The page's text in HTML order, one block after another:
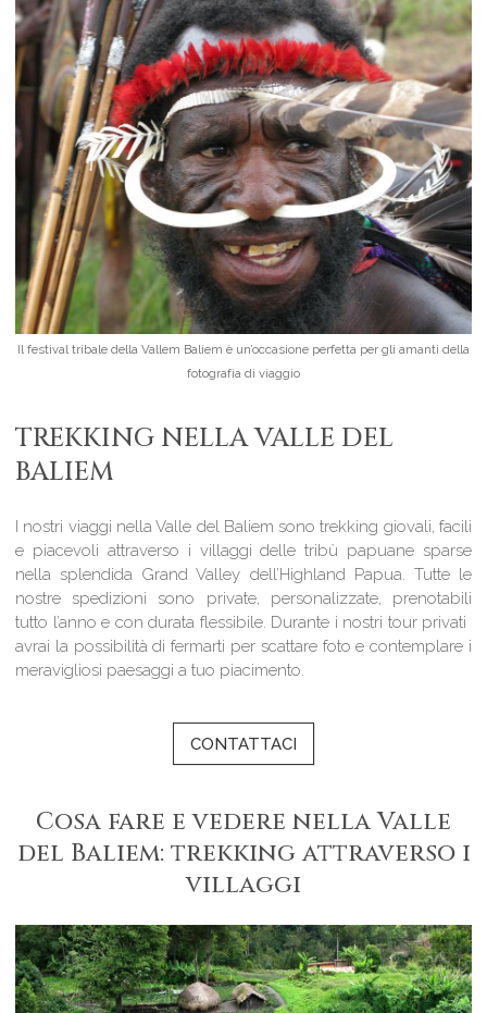
Il festival tribale della Vallem Baliem è un’occasione perfetta per gli amanti della
fotografia di viaggio
TREKKING NELLA VALLE DEL
BALIEM
I nostri viaggi nella Valle del Baliem sono trekking giovali, facili
e piacevoli attraverso i villaggi delle tribù papuane sparse
nella splendida Grand Valley dell’Highland Papua. Tutte le
nostre spedizioni sono private, personalizzate, prenotabili
tutto l’anno e con durata flessibile. Durante i nostri tour privati ​​
avrai la possibilità di fermarti per scattare foto e contemplare i
meravigliosi paesaggi a tuo piacimento.
CONTATTACI
Cosa fare e vedere nella Valle
del Baliem: trekking attraverso i
villaggi